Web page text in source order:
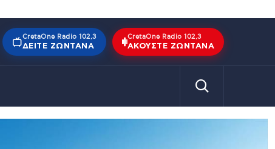
CretaOne Radio 102,3
ΔΕΊΤΕ ΖΩΝΤΑΝΆ
CretaOne Radio 102,3
ΑΚΟΎΣΤΕ ΖΩΝΤΑΝΆ